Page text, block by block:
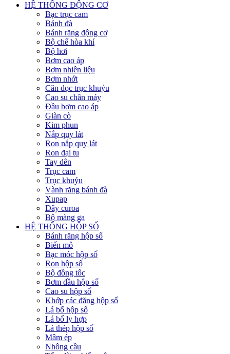
HỆ THỐNG ĐỘNG CƠ
Bạc trục cam
Bánh đà
Bánh răng động cơ
Bộ chế hòa khí
Bộ hơi
Bơm cao áp
Bơm nhiên liệu
Bơm nhớt
Căn dọc trục khuỷu
Cao su chân máy
Đầu bơm cao áp
Giàn cò
Kim phun
Nắp quy lát
Ron nắp quy lát
Ron đại tu
Tay dên
Trục cam
Trục khuỷu
Vành răng bánh đà
Xupap
Dây curoa
Bộ màng ga
HỆ THỐNG HỘP SỐ
Bánh răng hộp số
Biến mô
Bạc móc hộp số
Ron hộp số
Bộ đồng tốc
Bơm dầu hộp số
Cao su hộp số
Khớp các đăng hộp số
Lá bố hộp số
Lá bố ly hợp
Lá thép hộp số
Mâm ép
Nhông cầu